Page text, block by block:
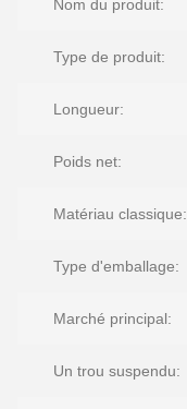
Nom du produit:
Type de produit:
Longueur:
Poids net:
Matériau classique:
Type d'emballage:
Marché principal:
Un trou suspendu: